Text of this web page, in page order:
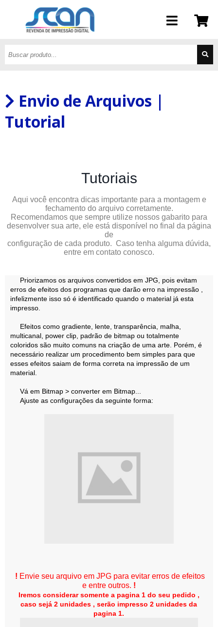
Envio de Arquivos |
Tutorial
Tutoriais
Aqui você encontra dicas importante para a montagem e
fechamento do arquivo corretamente.
Recomendamos que sempre utilize nossos gabarito para
desenvolver sua arte, ele está disponível no final da página
de
configuração de cada produto. Caso tenha alguma dúvida,
entre em contato conosco.
Priorizamos os arquivos convertidos em JPG, pois evitam
erros de efeitos dos programas que darão erro na impressão ,
infelizmente isso só é identificado quando o material já esta
impresso.
Efeitos como gradiente, lente, transparência, malha,
multicanal, power clip, padrão de bitmap ou totalmente
coloridos são muito comuns na criação de uma arte. Porém, é
necessário realizar um procedimento bem simples para que
esses efeitos saiam de forma correta na impressão de um
material.
Vá em Bitmap > converter em Bitmap...
Ajuste as configurações da seguinte forma:
! Envie seu arquivo em JPG para evitar erros de efeitos
e entre outros. !
Iremos considerar somente a pagina 1 do seu pedido ,
caso sejá 2 unidades , serão impresso 2 unidades da
pagina 1.